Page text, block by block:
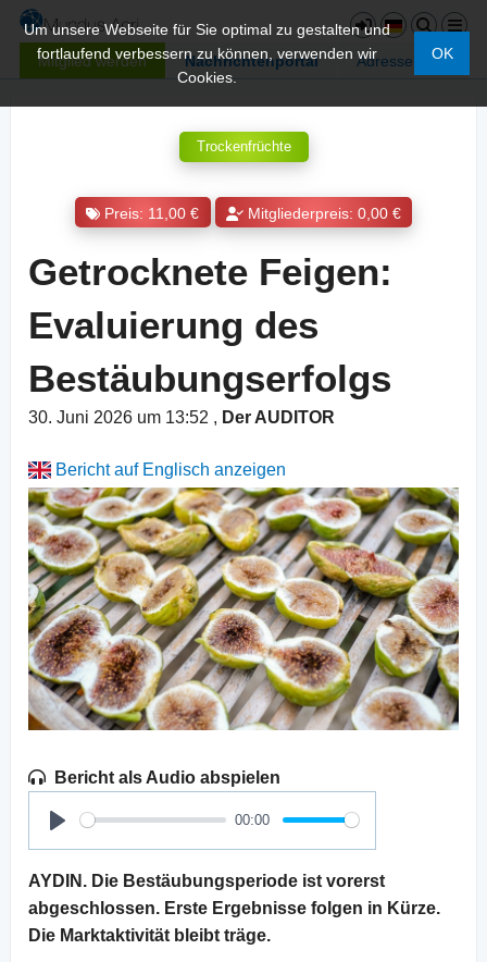
Mitglied werden Nachrichtenportal Adressen
Um unsere Webseite für Sie optimal zu gestalten und
fortlaufend verbessern zu können, verwenden wir
Cookies.
OK
Trockenfrüchte
Preis: 11,00 € Mitgliederpreis: 0,00 €
Getrocknete Feigen:
Evaluierung des
Bestäubungserfolgs
30. Juni 2026 um 13:52 , Der AUDITOR
Bericht auf Englisch anzeigen
Bericht als Audio abspielen
Play
00:00
AYDIN. Die Bestäubungsperiode ist vorerst
abgeschlossen. Erste Ergebnisse folgen in Kürze.
Die Marktaktivität bleibt träge.